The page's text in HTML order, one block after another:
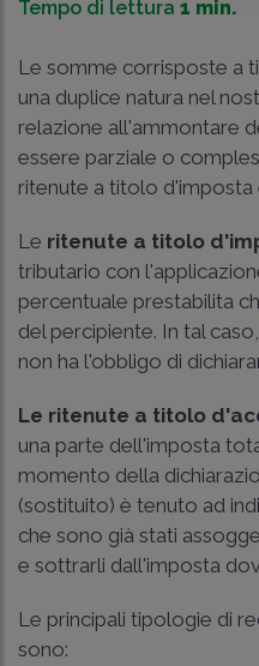
Tempo di lettura 1 min.
Le somme corrisposte a
una duplice natura nel
relazione all'ammontare
essere parziale o
ritenute a titolo
Le ritenute a titolo
tributario con
percentuale prestabilita
del percipiente. In tal
non ha l'obbligo di
Le ritenute a titolo
una parte dell'imposta
momento della
(sostituito) è tenuto ad
che sono già stati
e sottrarli dall'imposta
Le principali tipologie di
sono: